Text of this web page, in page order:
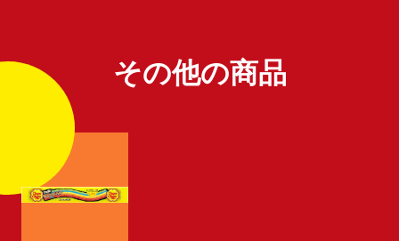
その他の商品